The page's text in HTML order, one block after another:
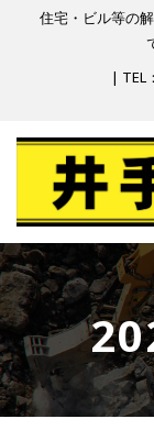
住宅・ビル等の
| TEL